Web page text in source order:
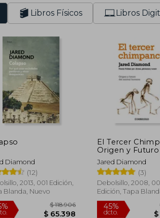
Libros Físicos Libros
Diamond
(12)
2013, 001 Edición,
Blanda, Nuevo
El Tercer
Origen y
Animal Humano
Jared Diamond
(3)
Debolsillo, 2008,
Edición, Tapa
Nuevo